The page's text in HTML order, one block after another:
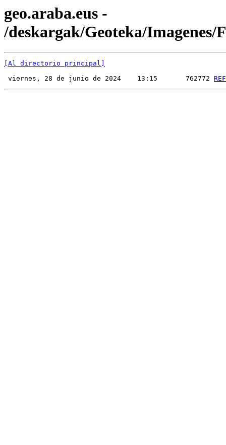
geo.araba.eus -
/deskargak/Geoteka/Imagenes/
[Al directorio principal]
viernes, 28 de junio de 2024    13:15       762772